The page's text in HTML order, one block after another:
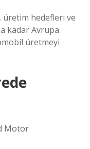
üretim hedefleri ve
kadar Avrupa
üretmeyi
Motor